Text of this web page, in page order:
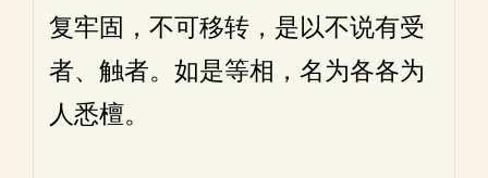
复牢固，不可移转，是以不说有受
者、触者。如是等相，名为各各为
人悉檀。